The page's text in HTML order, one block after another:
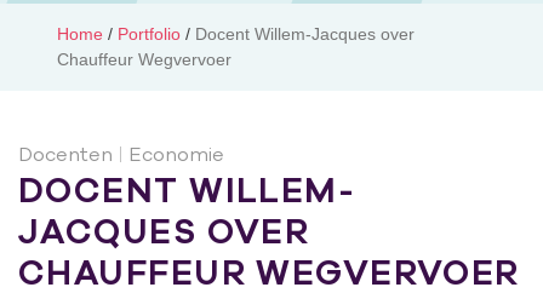
Home / Portfolio / Docent Willem-Jacques over
Chauffeur Wegvervoer
Docenten | Economie
DOCENT WILLEM-
JACQUES OVER
CHAUFFEUR WEGVERVOER